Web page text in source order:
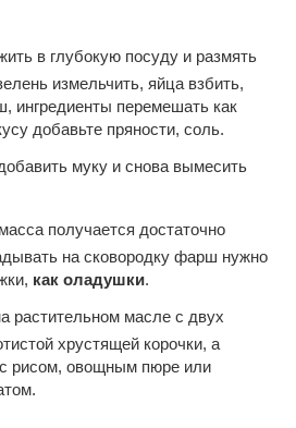
в глубокую посуду и размять
измельчить, яйца взбить,
ингредиенты перемешать как
добавьте пряности, соль.
муку и снова вымесить
получается достаточно
на сковородку фарш нужно
как оладушки.
растительном масле с двух
хрустящей корочки, а
рисом, овощным пюре или